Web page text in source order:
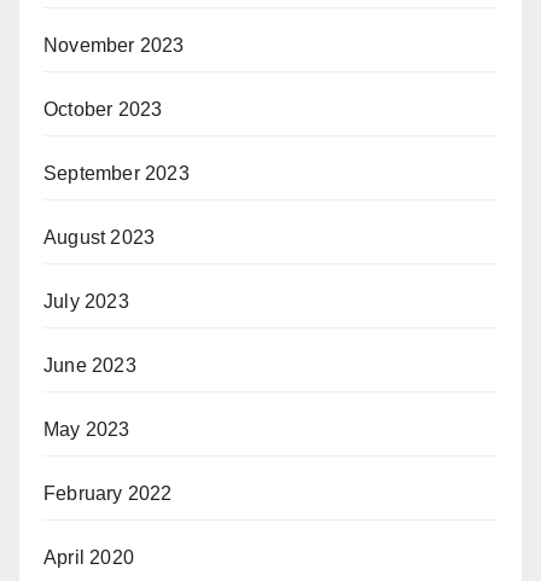
November 2023
October 2023
September 2023
August 2023
July 2023
June 2023
May 2023
February 2022
April 2020